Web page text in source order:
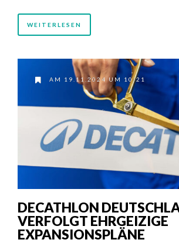
WEITERLESEN
AM 19.11.2024 UM 10:21
DECATHLON
VERFOLGT EHRGEIZIGE
EXPANSIONSPLÄNE